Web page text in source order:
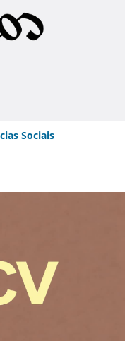
Sociais